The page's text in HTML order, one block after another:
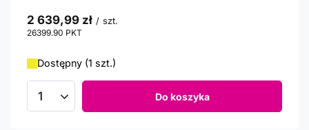
2 639,99 zł / szt.
26399.90 PKT
Dostępny (1 szt.)
Ilość produktów Do koszyka